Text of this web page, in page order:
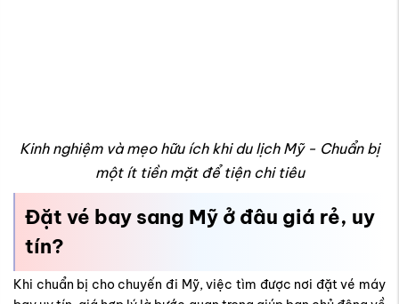
Khi chuẩn bị cho chuyến đi Mỹ, việc tìm được nơi đặt vé máy
bay uy tín, giá hợp lý là bước quan trọng giúp bạn chủ động về
hành trình, chi phí và thời gian bay. Hiện nay, từ các thành
phố lớn như TP.HCM, Hà Nội, Đà Nẵng hay Nha Trang, bạn có
thể chọn nhiều hành trình nối chuyến thuận tiện qua các trung
tâm hàng không quốc tế như Tokyo, Seoul, Doha hay Dubai,
tùy hãng bay và lịch trình.
Thay vì mất thời gian tìm kiếm và so sánh giá vé từ nhiều